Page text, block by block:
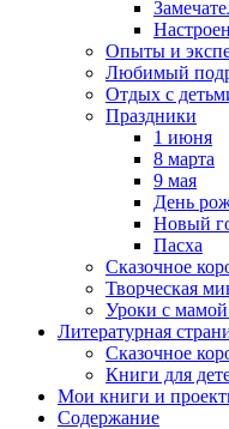
Опыты и
Любимый
Отдых с
Праздники
1 июня
8 марта
9 мая
День
Новый
Пасха
Сказочное
Творческая
Уроки с
Литературная
Сказочное
Книги для
Мои книги и
Содержание